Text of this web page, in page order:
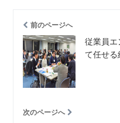
前のページへ
従業員エ
て任せる
次のページへ